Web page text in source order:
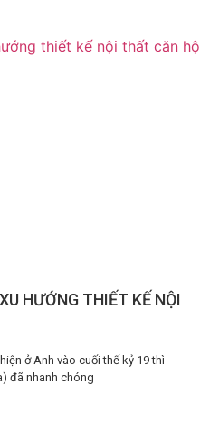
HƯỚNG THIẾT KẾ NỘI
ở Anh vào cuối thế kỷ 19 thì
đã nhanh chóng